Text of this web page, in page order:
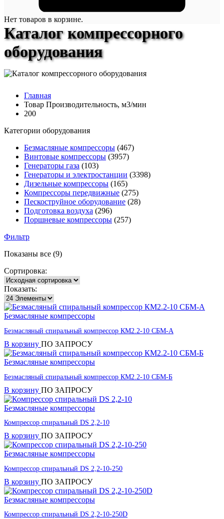
Нет товаров в корзине.
Каталог компрессорного
оборудования
Главная
Товар Производительность, м3/мин
200
Категории оборудования
Безмасляные компрессоры (467)
Винтовые компрессоры (3957)
Генераторы газа (103)
Генераторы и электростанции (3398)
Дизельные компрессоры (165)
Компрессоры передвижные (275)
Пескоструйное оборудование (28)
Подготовка воздуха (296)
Поршневые компрессоры (257)
Фильтр
Показаны все (9)
Сортировка:
Показать:
Безмасляные компрессоры
Безмасляный спиральный компрессор КМ2.2-10 СБМ-А
В корзину ПО ЗАПРОСУ
Безмасляные компрессоры
Безмасляный спиральный компрессор КМ2.2-10 СБМ-Б
В корзину ПО ЗАПРОСУ
Безмасляные компрессоры
Компрессор спиральный DS 2,2-10
В корзину ПО ЗАПРОСУ
Безмасляные компрессоры
Компрессор спиральный DS 2,2-10-250
В корзину ПО ЗАПРОСУ
Безмасляные компрессоры
Компрессор спиральный DS 2,2-10-250D